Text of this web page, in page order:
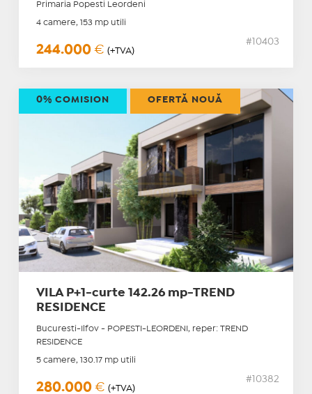
Primaria Popesti Leordeni
4 camere, 153 mp utili
244.000 € (+TVA)
#10403
VILA P+1-curte 142.26 mp-TREND
RESIDENCE
Bucuresti-Ilfov - POPESTI-LEORDENI, reper: TREND
RESIDENCE
5 camere, 130.17 mp utili
280.000 € (+TVA)
#10382
0% COMISION OFERTĂ NOUĂ